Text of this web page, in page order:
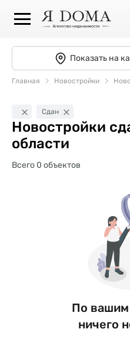
Показать на
Главная Новостройки
Сдан
Новостройки
области
Всего 0 объектов
По вашим
ничего